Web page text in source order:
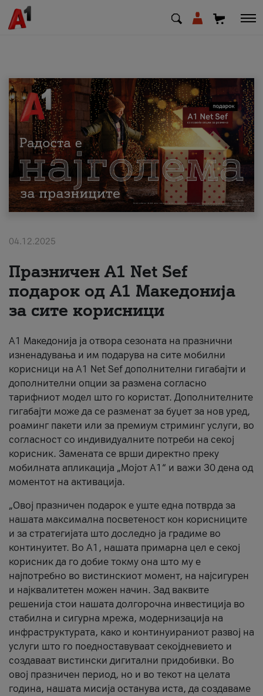
МК EN SQ
Приватни Деловни
Поддршка
Надополни кредит
За нас
#ПодобарОнлајн
04.12.2025
Празничен A1 Net Sеf
подарок од А1 Македонија
за сите корисници
А1 Македонија ја отвора сезоната на празнични
изненадувања и им подарува на сите мобилни
корисници на A1 Net Sef дополнителни гигабајти и
дополнителни опции за размена согласно
тарифниот модел што го користат. Дополнителните
гигабајти може да се разменат за буџет за нов уред,
роаминг пакети или за премиум стриминг услуги, во
согласност со индивидуалните потреби на секој
корисник. Замената се врши директно преку
мобилната апликација „Мојот А1“ и важи 30 дена од
моментот на активација.
„Овој празничен подарок е уште една потврда за
нашата максимална посветеност кон корисниците
и за стратегијата што доследно ја градиме во
континуитет. Во А1, нашата примарна цел е секој
корисник да го добие токму она што му е
најпотребно во вистинскиот момент, на најсигурен
и најквалитетен можен начин. Зад ваквите
решенија стои нашата долгорочна инвестиција во
стабилна и сигурна мрежа, модернизација на
инфраструктурата, како и континуираниот развој на
услуги што го поедноставуваат секојдневието и
создаваат вистински дигитални придобивки. Во
овој празничен период, но и во текот на целата
година, нашата мисија останува иста, да создаваме